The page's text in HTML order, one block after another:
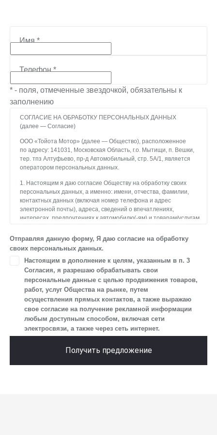
Имя*
Телефон*
* - поля, отмеченные звездочкой, обязательны к
заполнению
СОГЛАСИЕ НА ОБРАБОТКУ ПЕРСОНАЛЬНЫХ ДАННЫХ
(далее — Согласие)
ООО «Тойота Мотор» (далее — Общество), расположенное
по адресу: 141031, Московская Область, г.о. Мытищи, п. Вешки,
тер. тпз Алтуфьево, пр-д Автомобильный, стр. 5А/1, является
оператором персональных данных.
1. Настоящим я даю согласие Обществу на обработку своих
персональных данных, а именно: имени, отчества, фамилии,
контактных данных (включая номер телефона и адрес
электронной почты), адреса, сведений о впечатлениях,
интересах, предпочтениях к автомобилю(-ям) и товарам/услугам,
устройства и модели мобильного телефона посетителя сайта,
уникального идентификатора посетителя сайта,
предпочтительного времени и способа для контакта, истории
контактов.
следующие действия: сбор, запись, систематизация,
накопление, хранение, уточнение (обновление, изменение),
извлечение, использование, передача (предоставление, доступ),
блокирование, удаление, уничтожение персональных данных.
Общество обрабатывает персональные данные
с использованием средств автоматизации.
осуществление взаимодействия Общества с посетителями
Отправляя данную форму, Я даю согласие на обработку
своих персональных данных.
Настоящим в дополнение к целям, указанным в п. 3
Согласия, я разрешаю обрабатывать свои
персональные данные с целью продвижения товаров,
работ, услуг Общества на рынке, путем
осуществления прямых контактов, а также выражаю
свое согласие на получение рекламной информации
любым доступным способом, включая сети
электросвязи, а также через сеть интернет.
Получить предложение